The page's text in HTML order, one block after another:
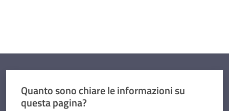
Quanto sono chiare le informazioni su
questa pagina?